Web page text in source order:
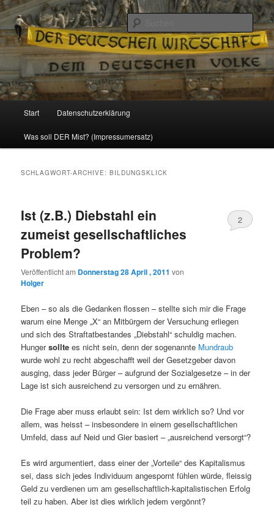
Reizzentrum
Politik, Wirtschaft, Soziales und Gesellschaft
Zum
Inhalt
Zum
sekundären
Start Datenschutzerklärung
Was soll DER Mist? (Impressumersatz)
SCHLAGWORT-ARCHIVE:BILDUNGSKLICK
Ist (z.B.) Diebstahl ein
zumeist gesellschaftliches
Problem?
Veröffentlicht am Donnerstag 28 April , 2011 von
Holger
2
Eben – so als die Gedanken flossen – stellte sich mir die Frage
warum eine Menge „X“ an Mitbürgern der Versuchung erliegen
und sich des Straftatbestandes „Diebstahl“ schuldig machen.
Hungersollte es nicht sein, denn der sogenannte Mundraub
wurde wohl zu recht abgeschafft weil der Gesetzgeber davon
ausging, dass jeder Bürger – aufgrund der Sozialgesetze – in der
Lage ist sich ausreichend zu versorgen und zu ernähren.
Die Frage aber muss erlaubt sein: Ist dem wirklich so? Und vor
allem, was heisst – insbesondere in einem gesellschaftlichen
Umfeld, dass auf Neid und Gier basiert – „ausreichend versorgt“?
Es wird argumentiert, dass einer der „Vorteile“ des Kapitalismus
sei, dass sich jedes Individuum angespornt fühlen würde, fleissig
Geld zu verdienen um am gesellschaftlich-kapitalistischen Erfolg
teil zu haben. Aber ist dies wirklich jedem vergönnt?